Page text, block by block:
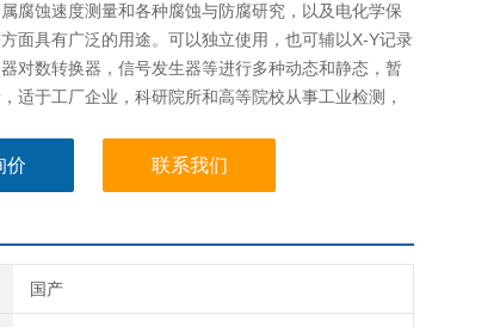
腐蚀速度测量和各种腐蚀与防腐研究，以及电化学保
面具有广泛的用途。可以独立使用，也可辅以X-Y记录
对数转换器，信号发生器等进行多种动态和静态，暂
适于工厂企业，科研院所和高等院校从事工业检测，
价 联系我们
国产